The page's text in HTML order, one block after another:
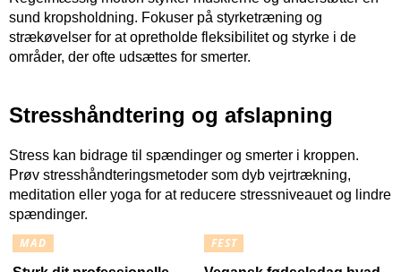
sund kropsholdning. Fokuser på styrketræning og
strækøvelser for at opretholde fleksibilitet og styrke i de
områder, der ofte udsættes for smerter.
Stresshåndtering og afslapning
Stress kan bidrage til spændinger og smerter i kroppen.
Prøv stresshåndteringsmetoder som dyb vejrtrækning,
meditation eller yoga for at reducere stressniveauet og lindre
spændinger.
MAD
FEST